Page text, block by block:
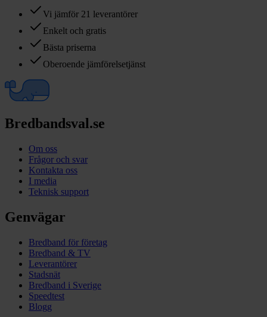
Vi jämför 21 leverantörer
Enkelt och gratis
Bästa priserna
Oberoende jämförelsetjänst
Bredbandsval.se
Om oss
Frågor och svar
Kontakta oss
I media
Teknisk support
Genvägar
Bredband för företag
Bredband & TV
Leverantörer
Stadsnät
Bredband i Sverige
Speedtest
Blogg